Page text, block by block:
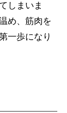
しまいま
め、筋肉を
一歩になり